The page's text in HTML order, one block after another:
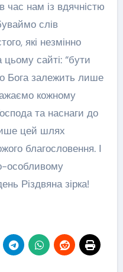
час нам із вдячністю
слів
які незмінно
цьому сайті: “бути
залежить лише
кожному
та наснаги до
цей шлях
благословення. І
особливому
Різдвяна зірка!